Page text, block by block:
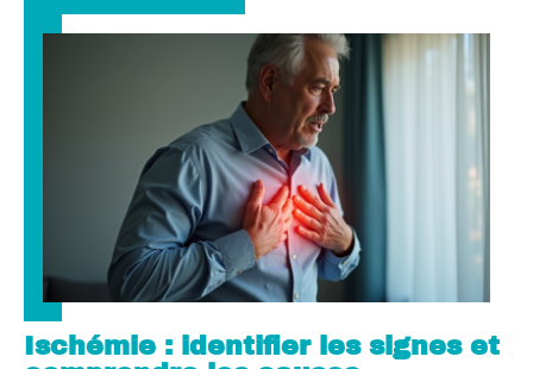
Ischémie : identifier les signes et